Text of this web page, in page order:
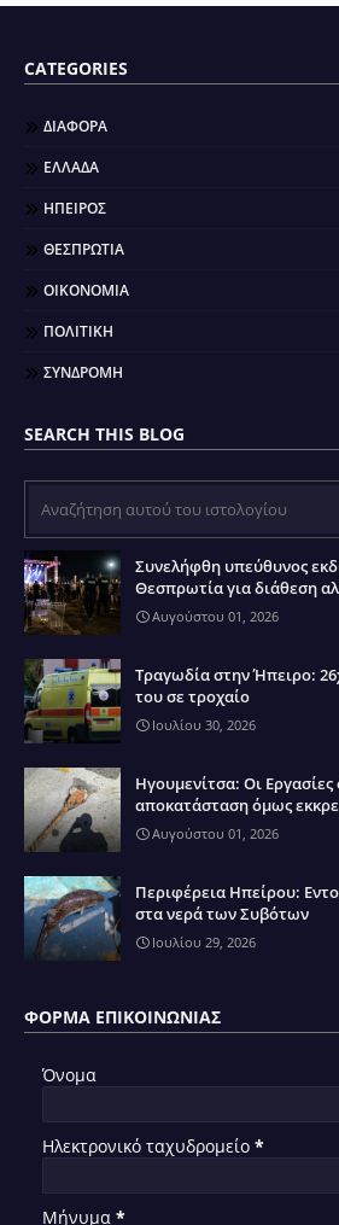
CATEGORIES
ΔΙΑΦΟΡΑ
ΕΛΛΑΔΑ
ΗΠΕΙΡΟΣ
ΘΕΣΠΡΩΤΙΑ
ΟΙΚΟΝΟΜΙΑ
ΠΟΛΙΤΙΚΗ
ΣΥΝΔΡΟΜΗ
SEARCH THIS BLOG
Συνελήφθη υπεύθυνος
Θεσπρωτία για διάθεση
Αυγούστου 01, 2026
Τραγωδία στην Ήπειρο:
του σε τροχαίο
Ιουλίου 30, 2026
Ηγουμενίτσα: Οι
αποκατάσταση όμως
Αυγούστου 01, 2026
Περιφέρεια Ηπείρου:
στα νερά των Συβότων
Ιουλίου 29, 2026
ΦΌΡΜΑ ΕΠΙΚΟΙΝΩΝΊΑΣ
Όνομα
Ηλεκτρονικό ταχυδρομείο *
Μήνυμα *